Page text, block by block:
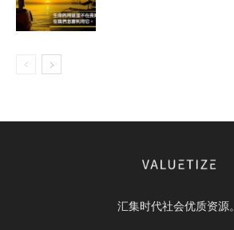
汇集时代社会优质资源。